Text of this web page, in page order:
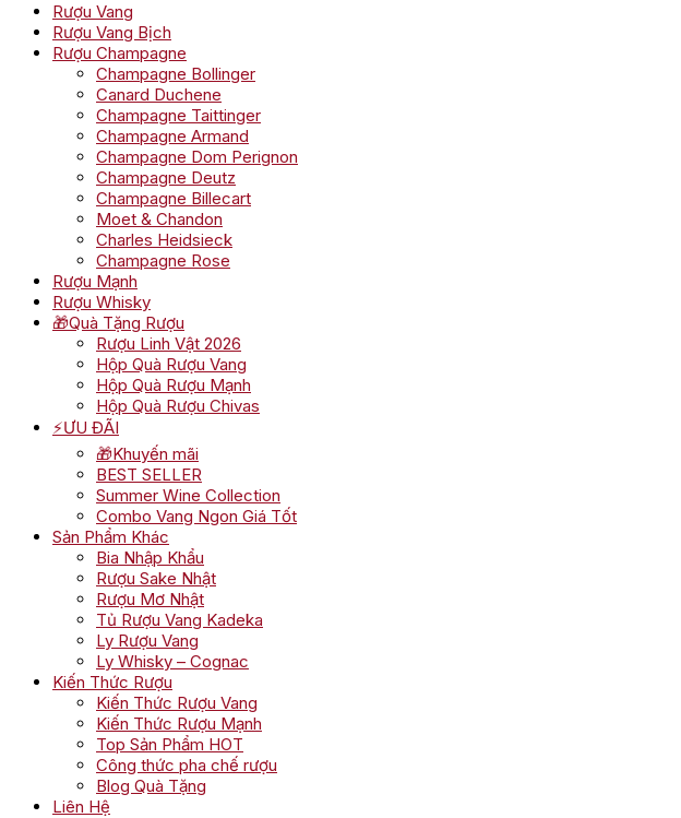
Rượu Vang
Rượu Vang Bịch
Rượu Champagne
Champagne Bollinger
Canard Duchene
Champagne Taittinger
Champagne Armand
Champagne Dom Perignon
Champagne Deutz
Champagne Billecart
Moet & Chandon
Charles Heidsieck
Champagne Rose
Rượu Mạnh
Rượu Whisky
🎁Quà Tặng Rượu
Rượu Linh Vật 2026
Hộp Quà Rượu Vang
Hộp Quà Rượu Mạnh
Hộp Quà Rượu Chivas
⚡ƯU ĐÃI
🎁Khuyến mãi
BEST SELLER
Summer Wine Collection
Combo Vang Ngon Giá Tốt
Sản Phẩm Khác
Bia Nhập Khẩu
Rượu Sake Nhật
Rượu Mơ Nhật
Tủ Rượu Vang Kadeka
Ly Rượu Vang
Ly Whisky – Cognac
Kiến Thức Rượu
Kiến Thức Rượu Vang
Kiến Thức Rượu Mạnh
Top Sản Phẩm HOT
Công thức pha chế rượu
Blog Quà Tặng
Liên Hệ